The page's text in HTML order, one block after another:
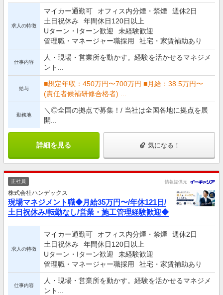
求人の特徴
マイカー通勤可 オフィス内分煙・禁煙
週休2日
土日祝休み
年間休日120日以上
Uターン・Iターン歓迎
未経験歓迎
管理職・マネージャー職採用
社宅・家賃補助あり
仕事内容
人・現場・営業所を動かす。経験を活かせるマネジメ
ント...
給与
■想定年収：450万円〜700万円 ■月給：38.5万円〜
(責任者候補研修合格者) ...
勤務地
＼◎全国の拠点で募集！/ 当社は全国各地に拠点を展
開...
詳細を見る 気になる！
正社員 情報提供元
株式会社ハンデックス
現場マネジメント職◆月給35万円〜/年休121日/
土日祝休み/転勤なし/営業・施工管理経験歓迎◆
求人の特徴
マイカー通勤可 オフィス内分煙・禁煙
週休2日
土日祝休み
年間休日120日以上
Uターン・Iターン歓迎
未経験歓迎
管理職・マネージャー職採用
社宅・家賃補助あり
仕事内容
人・現場・営業所を動かす。経験を活かせるマネジメ
ント...